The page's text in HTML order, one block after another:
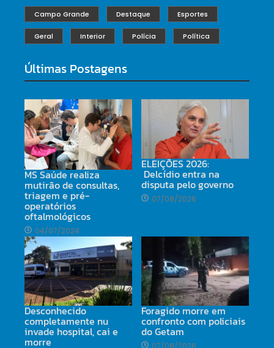
Campo Grande Destaque Esportes
Geral Interior Polícia Política
Últimas Postagens
MS Saúde realiza
mutirão de consultas,
triagem e pré-
operatórios
oftalmológicos
04/07/2024
ELEIÇÕES 2026:
Delcídio entra na
disputa pelo governo
07/08/2026
Desconhecido
completamente nu
invade hospital, cai e
morre
Foragido morre em
confronto com policiais
do Getam